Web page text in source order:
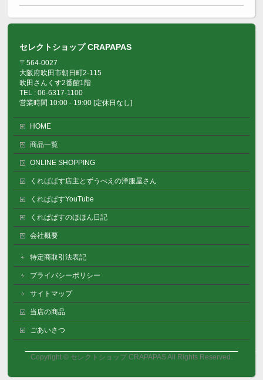
セレクトショップ CRAPAPAS
〒564-0027
大阪府吹田市朝日町2-115
吹田さんくす2番館1階
TEL : 06-6317-1100
営業時間 10:00 - 19:00 [定休日なし]
HOME
商品一覧
ONLINE SHOPPING
くれぱぱす店主とずうべえの洋服屋さん
くれぱぱすYouTube
くれぱぱすのほほん日記
会社概要
特定商取引法表記
プライバシーポリシー
サイトマップ
当店の商品
ごあいさつ
Copyright © セレクトショップ CRAPAPASAll Rights Reserved.